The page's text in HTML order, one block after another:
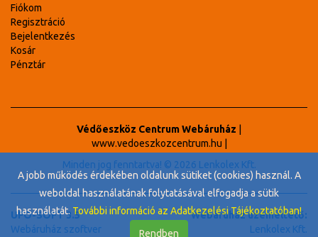
Fiókom
Regisztráció
Bejelentkezés
Kosár
Pénztár
Védőeszköz Centrum Webáruház
www.vedoeszkozcentrum.hu
Minden jog fenntartva! © 2026 Lenkolex Kft.
UFO-SOFT 3.5
Webáruház szoftver
Webáruház üzemeltető:
Lenkolex Kft.
A jobb működés érdekében oldalunk sütiket (cookies) használ. A
weboldal használatának folytatásával elfogadja a sütik
használatát.További információ az Adatkezelési Tájékoztatóban!
Rendben